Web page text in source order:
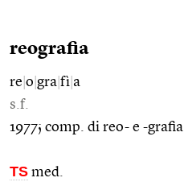
reografia
re o gra fì a
s.f.
1977; comp. di reo- e -grafia.
TS med.